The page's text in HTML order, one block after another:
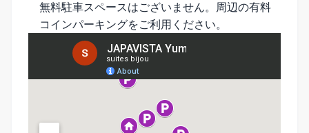
無料駐車スペースはございません。周辺の有料
コインパーキングをご利用ください。